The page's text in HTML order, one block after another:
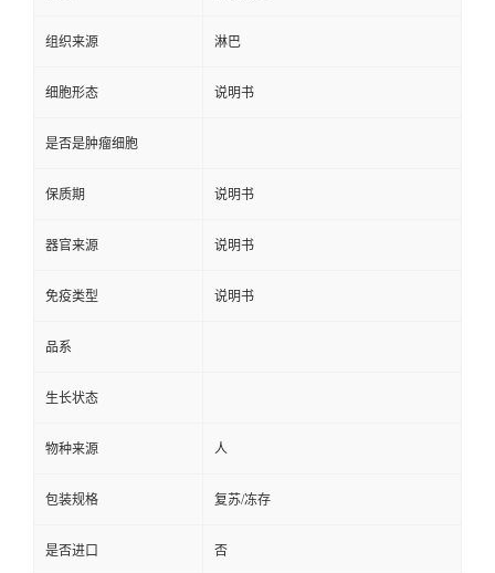
组织来源 淋巴
细胞形态 说明书
是否是肿瘤细胞
保质期 说明书
器官来源 说明书
免疫类型 说明书
品系
生长状态
物种来源 人
包装规格 复苏/冻存
是否进口 否